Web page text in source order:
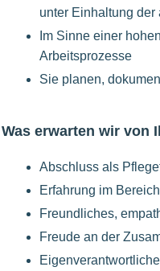
unter Einhaltung
Im Sinne einer
Arbeitsprozesse
Sie planen,
Was erwarten wir von
Abschluss als
Erfahrung im
Freundliches,
Freude an der